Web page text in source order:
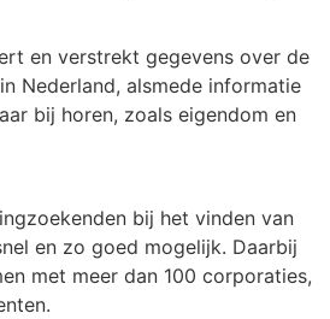
en verstrekt gegevens over de
Nederland, alsmede informatie
bij horen, zoals eigendom en
bij het vinden van
en zo goed mogelijk. Daarbij
met meer dan 100 corporaties,